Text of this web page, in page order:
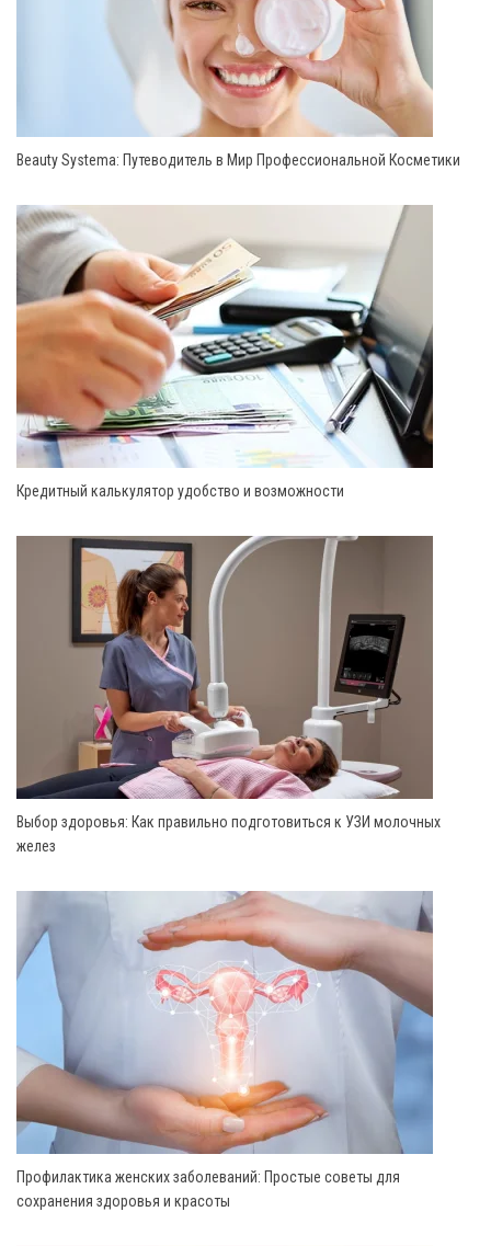
Beauty Systema: Путеводитель в Мир Профессиональной Косметики
Кредитный калькулятор удобство и возможности
Выбор здоровья: Как правильно подготовиться к УЗИ молочных
желез
Профилактика женских заболеваний: Простые советы для
сохранения здоровья и красоты